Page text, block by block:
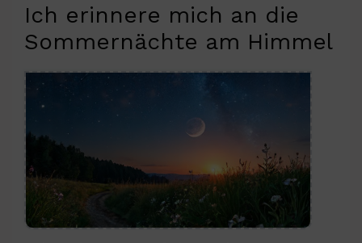
Ich erinnere mich an die
Sommernächte am Himmel